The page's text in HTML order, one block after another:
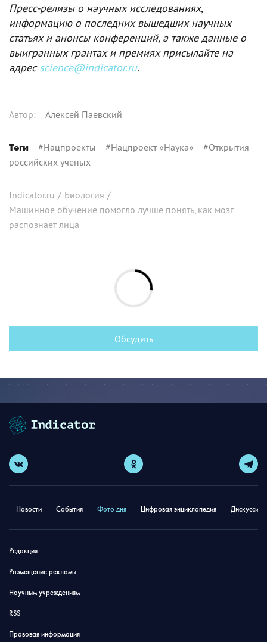
Пресс-релизы о научных исследованиях,
информацию о последних вышедших научных
статьях и анонсы конференций, а также данные о
выигранных грантах и премиях присылайте на
адресscience@indicator.ru.
Автор: Алексей Паевский
Теги #Нацпроекты #Нацпроект «Наука» #Открытия
российских ученых
Indicator.ru / Биология /
Машинное обучение помогло лучше понять, как мозг
распознает лица
Обсудить
Новости События Фото дня Цифровая энциклопедия
Редакция
Размещение рекламы
Научным учреждениям
RSS
Правовая информация